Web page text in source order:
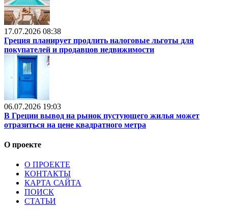
17.07.2026 08:38
Греция планирует продлить налоговые льготы для
покупателей и продавцов недвижимости
06.07.2026 19:03
В Греции вывод на рынок пустующего жилья может
отразиться на цене квадратного метра
О проекте
О ПРОЕКТЕ
КОНТАКТЫ
КАРТА САЙТА
ПОИСК
СТАТЬИ